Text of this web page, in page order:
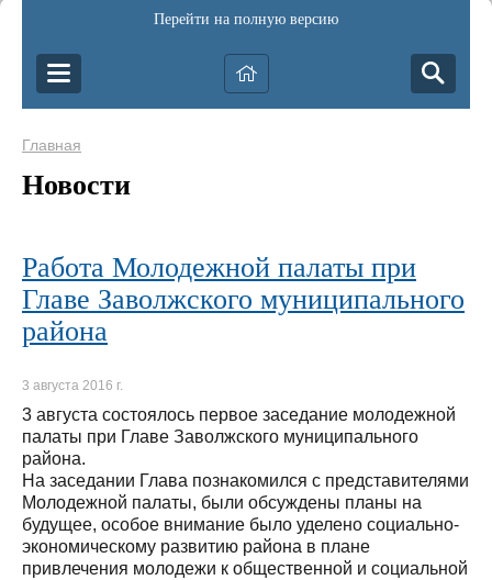
Перейти на полную версию
Главная
Новости
Работа Молодежной палаты при
Главе Заволжского муниципального
района
3 августа 2016 г.
3 августа состоялось первое заседание молодежной
палаты при Главе Заволжского муниципального
района.
На заседании Глава познакомился с представителями
Молодежной палаты, были обсуждены планы на
будущее, особое внимание было уделено социально-
экономическому развитию района в плане
привлечения молодежи к общественной и социальной